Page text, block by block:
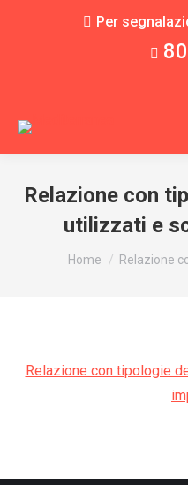
Per
Relazione con
utilizzati e
You are here:
Home Relazione
Relazione con tipologie